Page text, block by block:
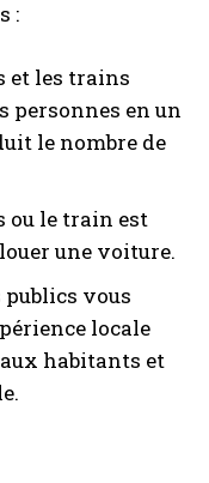
:
et les trains
personnes en un
le nombre de
ou le train est
une voiture.
vous
locale
habitants et